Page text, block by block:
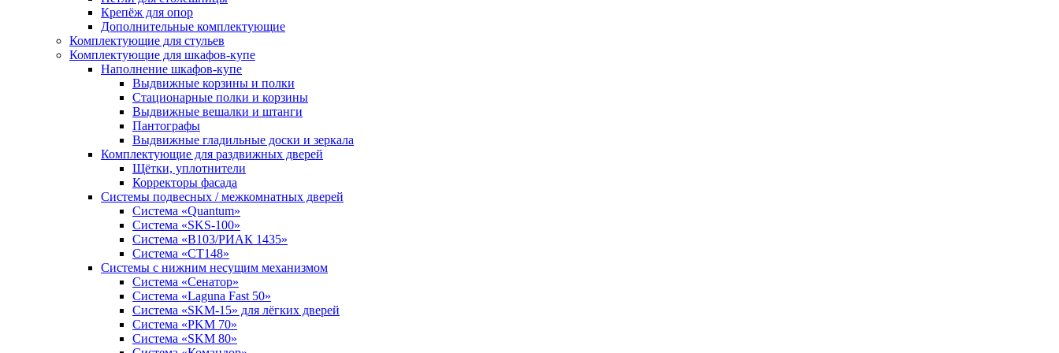
Крепёж для опор
Дополнительные комплектующие
Комплектующие для стульев
Комплектующие для шкафов-купе
Наполнение шкафов-купе
Выдвижные корзины и полки
Стационарные полки и корзины
Выдвижные вешалки и штанги
Пантографы
Выдвижные гладильные доски и зеркала
Комплектующие для раздвижных дверей
Щётки, уплотнители
Корректоры фасада
Системы подвесных / межкомнатных дверей
Система «Quantum»
Система «SKS-100»
Система «B103/РИАК 1435»
Система «СТ148»
Системы с нижним несущим механизмом
Система «Сенатор»
Система «Laguna Fast 50»
Система «SKM-15» для лёгких дверей
Система «PKM 70»
Система «SKM 80»